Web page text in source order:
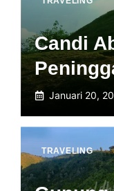
Candi
Januari 20,
TRAVELING